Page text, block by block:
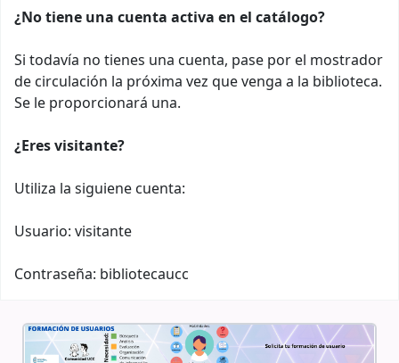
¿No tiene una cuenta activa en el catálogo?
Si todavía no tienes una cuenta, pase por el mostrador
de circulación la próxima vez que venga a la biblioteca.
Se le proporcionará una.
¿Eres visitante?
Utiliza la siguiene cuenta:
Usuario: visitante
Contraseña: bibliotecaucc